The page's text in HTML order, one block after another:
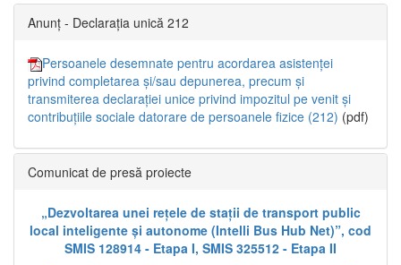
Anunț - Declarația unică 212
Persoanele desemnate pentru acordarea asistenței
privind completarea și/sau depunerea, precum și
transmiterea declarației unice privind impozitul pe venit și
contribuțiile sociale datorare de persoanele fizice (212) (pdf)
Comunicat de presă proiecte
„Dezvoltarea unei rețele de stații de transport public
local inteligente și autonome (Intelli Bus Hub Net)”, cod
SMIS 128914 - Etapa I, SMIS 325512 - Etapa II